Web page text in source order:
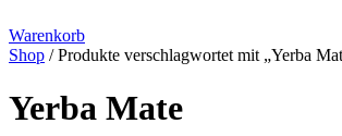
Warenkorb
Shop / Produkte verschlagwortet mit „Yerba
Yerba Mate